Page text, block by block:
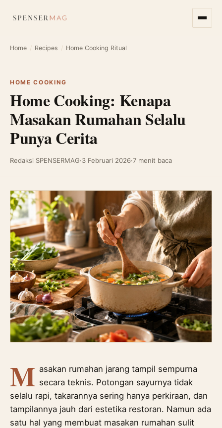
Home / Recipes / Home Cooking Ritual
HOME COOKING
Home Cooking: Kenapa
Masakan Rumahan Selalu
Punya Cerita
Redaksi SPENSERMAG·3 Februari 2026·7 menit baca
M asakan rumahan jarang tampil sempurna
secara teknis. Potongan sayurnya tidak
selalu rapi, takarannya sering hanya perkiraan, dan
tampilannya jauh dari estetika restoran. Namun ada
satu hal yang membuat masakan rumahan sulit